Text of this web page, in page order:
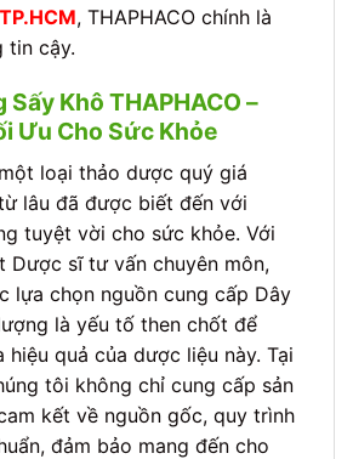
, THAPHACO chính là
tin cậy.
Sấy Khô THAPHACO –
Ưu Cho Sức Khỏe
loại thảo dược quý giá
lâu đã được biết đến với
tuyệt vời cho sức khỏe. Với
Dược sĩ tư vấn chuyên môn,
lựa chọn nguồn cung cấp Dây
là yếu tố then chốt để
hiệu quả của dược liệu này. Tại
tôi không chỉ cung cấp sản
kết về nguồn gốc, quy trình
đảm bảo mang đến cho